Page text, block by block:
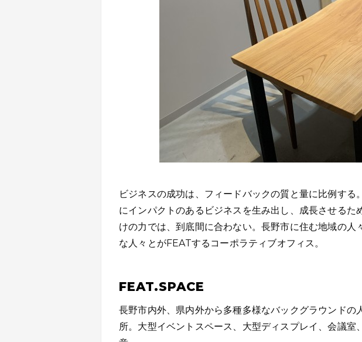
ビジネスの成功は、フィードバックの質と量に比例する
にインパクトのあるビジネスを生み出し、成長させるた
けの力では、到底間に合わない。長野市に住む地域の人
な人々とがFEATするコーポラティブオフィス。
FEAT.SPACE
長野市内外、県内外から多種多様なバックグラウンドの
所。大型イベントスペース、大型ディスプレイ、会議室